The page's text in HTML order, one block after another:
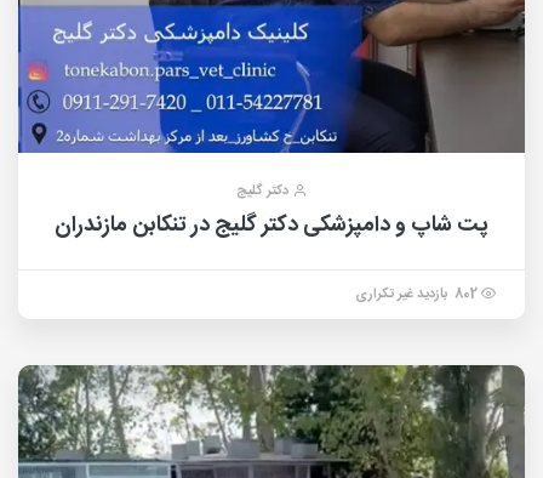
دکتر گلیج
پت شاپ و دامپزشکی دکتر گلیج در تنکابن مازندران
802 بازدید غیر تکراری